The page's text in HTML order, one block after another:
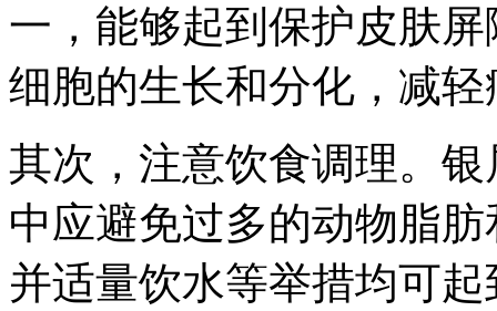
一，能够起到保护皮肤
细胞的生长和分化，减
其次，注意饮食调理。
中应避免过多的动物脂
并适量饮水等举措均可